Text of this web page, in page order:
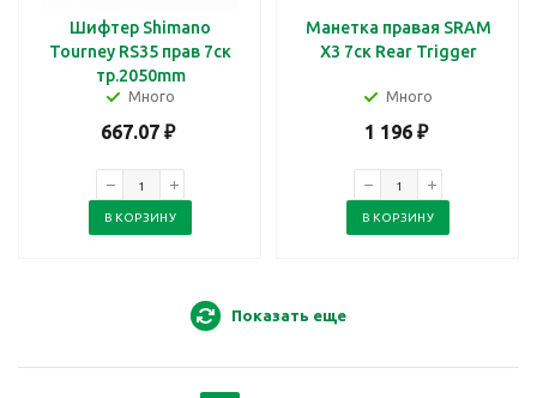
Шифтер Shimano
Tourney RS35 прав 7ск
тр.2050mm
Много
667.07 ₽
В КОРЗИНУ
Манетка правая SRAM
X3 7ск Rear Trigger
Много
1 196₽
В КОРЗИНУ
Показать еще